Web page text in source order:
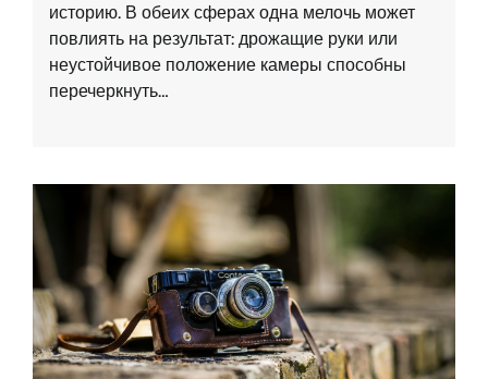
историю. В обеих сферах одна мелочь может
повлиять на результат: дрожащие руки или
неустойчивое положение камеры способны
перечеркнуть…